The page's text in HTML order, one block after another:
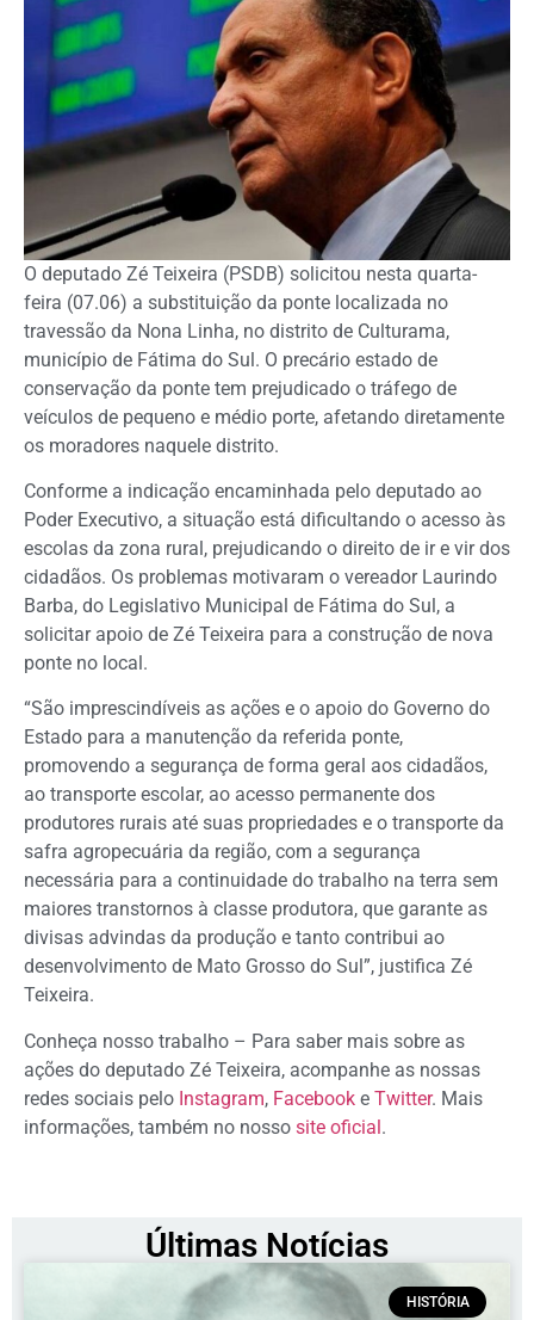
O deputado Zé Teixeira (PSDB) solicitou nesta quarta-
feira (07.06) a substituição da ponte localizada no
travessão da Nona Linha, no distrito de Culturama,
município de Fátima do Sul. O precário estado de
conservação da ponte tem prejudicado o tráfego de
veículos de pequeno e médio porte, afetando diretamente
os moradores naquele distrito.
Conforme a indicação encaminhada pelo deputado ao
Poder Executivo, a situação está dificultando o acesso às
escolas da zona rural, prejudicando o direito de ir e vir dos
cidadãos. Os problemas motivaram o vereador Laurindo
Barba, do Legislativo Municipal de Fátima do Sul, a
solicitar apoio de Zé Teixeira para a construção de nova
ponte no local.
“São imprescindíveis as ações e o apoio do Governo do
Estado para a manutenção da referida ponte,
promovendo a segurança de forma geral aos cidadãos,
ao transporte escolar, ao acesso permanente dos
produtores rurais até suas propriedades e o transporte da
safra agropecuária da região, com a segurança
necessária para a continuidade do trabalho na terra sem
maiores transtornos à classe produtora, que garante as
divisas advindas da produção e tanto contribui ao
desenvolvimento de Mato Grosso do Sul”, justifica Zé
Teixeira.
Conheça nosso trabalho – Para saber mais sobre as
ações do deputado Zé Teixeira, acompanhe as nossas
redes sociais pelo Instagram, Facebook e Twitter. Mais
informações, também no nosso site oficial.
Últimas Notícias
HISTÓRIA